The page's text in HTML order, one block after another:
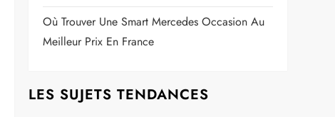
Où Trouver Une Smart Mercedes Occasion Au
Meilleur Prix En France
LES SUJETS TENDANCES